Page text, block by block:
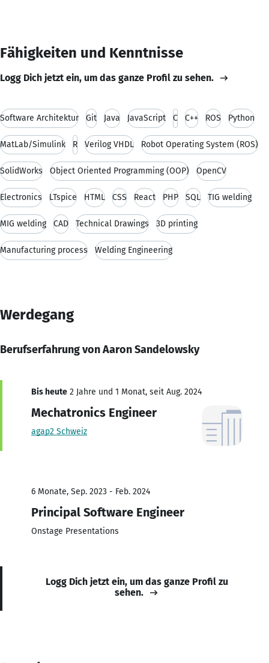
Fähigkeiten und Kenntnisse
Logg Dich jetzt ein, um das ganze Profil zu sehen.
Software Architektur Git Java JavaScript C C++ ROS Python
MatLab/Simulink R Verilog VHDL Robot Operating System (ROS)
SolidWorks Object Oriented Programming (OOP) OpenCV
Electronics LTspice HTML CSS React PHP SQL TIG welding
MIG welding CAD Technical Drawings 3D printing
Manufacturing process Welding Engineering
Werdegang
Berufserfahrung von Aaron Sandelowsky
Bis heute 2 Jahre und 1 Monat, seit Aug. 2024
Mechatronics Engineer
agap2 Schweiz
6 Monate, Sep. 2023 - Feb. 2024
Principal Software Engineer
Onstage Presentations
Logg Dich jetzt ein, um das ganze Profil zu
sehen.